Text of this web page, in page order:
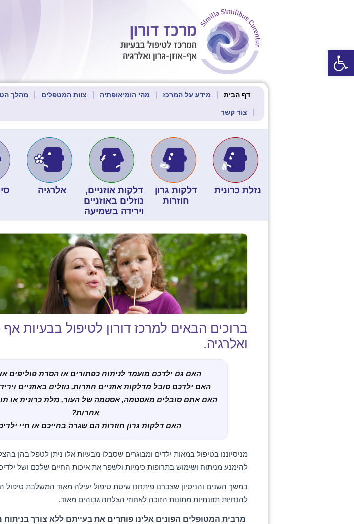
פתח סרגל נגישות
דף הבית מידע על המרכז מהי הומיאופתיה צוות המטפלים מהלך
צור קשר
נזלת כרונית
דלקות גרון
חוזרות
דלקות אוזניים,
נוזלים באוזניים
וירידה בשמיעה
אלרגיה
ברוכים הבאים למרכז דורון לטיפול בבעיות אף
ואלרגיה.
האם גם ילדכם מועמד לניתוח כפתורים או הסרת פוליפים
האם ילדכם סובל מדלקות אוזניים חוזרות, נוזלים באוזניים
האם אתם סובלים מאסטמה, אסטמה של העור, נזלת כרונית או
אחרות?
האם דלקות גרון חוזרות הם שגרה בחייכם או חיי
מניסיוננו בטיפול במאות ילדים ומבוגרים שסבלו מבעיות אלו ניתן לטפל בהן
להימנע מניתוח ושימוש בתרופות כימיות ולשפר את איכות החיים שלכם ושל
במשך השנים והניסיון שצברנו פיתחנו שיטת טיפול יעילה מאוד המשלבת טיפול
להנחיות תזונתיות מתונות הזוכה לאחוזי הצלחה גבוהים מאוד.
מרבית המטופלים הפונים אלינו פותרים את בעייתם ללא צורך בניתוח